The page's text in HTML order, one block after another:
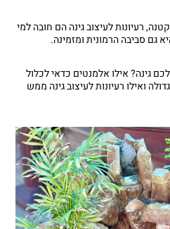
רעיונות לעיצוב גינה הם חובה למי
גם סביבה הרמונית ומזמינה.
גינה? אילו אלמנטים כדאי לכלול
ואילו רעיונות לעיצוב גינה ממש